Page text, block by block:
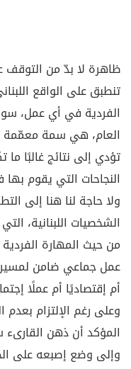
ظاهرة لا بدّ من التوقف
تنطبق على الواقع
الفردية في أي عمل،
العام، هي سمة معمّمة
تؤدي إلى نتائج غالبًا
النجاحات التي يقوم
ولا حاجة لنا هنا إلى
الشخصيات اللبنانية،
من حيث المهارة
عمل جماعي ضامن
أم إقتصاديًا أم عملًا
وعلى رغم الإلتزام
المؤكد أن ذهن
وإلى وضع إصبعه على